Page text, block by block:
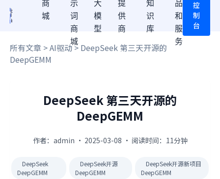
商
城
示
词
商
城
大
模
型
提
供
商
知
识
库
品
和
服
务
控
制
台
所有文章 >AI驱动> DeepSeek 第三天开源的
DeepGEMM
DeepSeek 第三天开源的
DeepGEMM
作者：admin · 2025-03-08 · 阅读时间：11分钟
DeepSeek
DeepGEMM
DeepSeek开源
DeepGEMM
DeepSeek开源新项目
DeepGEMM